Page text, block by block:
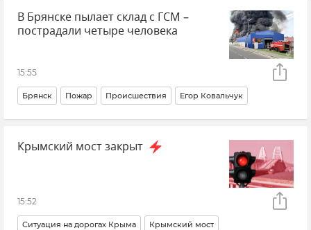
Севастополь Крым Новости Крыма
В Брянске пылает склад с ГСМ –
пострадали четыре человека
15:55
Брянск Пожар Происшествия Егор Ковальчук
МЧС РФ (Министерство чрезвычайных ситуаций Российской Федерации)
Новости
Крымский мост закрыт
15:52
Ситуация на дорогах Крыма Крымский мост